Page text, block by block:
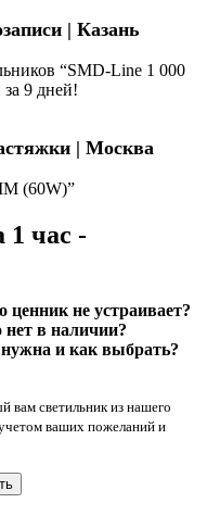
| Казань
“SMD-Line 1 000
9 дней!
| Москва
(60W)”
1 час -
ценник не устраивает?
нет в наличии?
и как выбрать?
вам светильник из нашего
ваших пожеланий и